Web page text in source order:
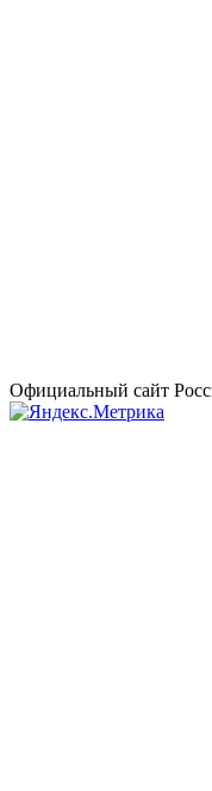
Официальный сайт